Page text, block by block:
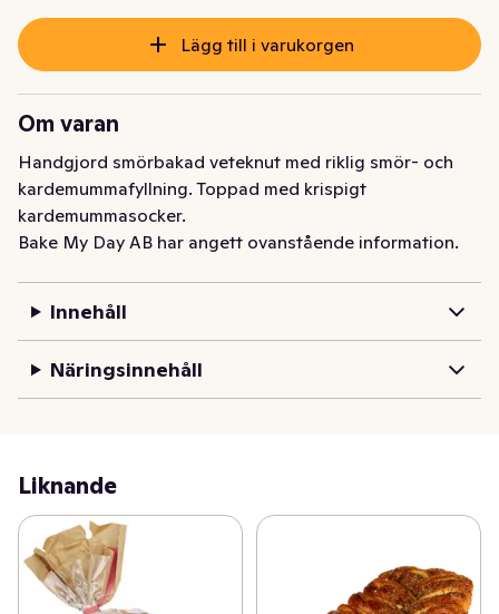
Lägg till i varukorgen
Om varan
Handgjord smörbakad veteknut med riklig smör- och
kardemummafyllning. Toppad med krispigt
kardemummasocker.
Bake My Day AB har angett ovanstående information.
Innehåll
Näringsinnehåll
Liknande